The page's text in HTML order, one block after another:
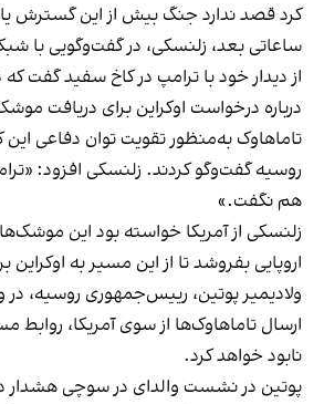
کرد قصد ندارد جنگ بیش از این گسترش
ساعاتی بعد، زلنسکی، در گفت‌وگویی با
از دیدار خود با ترامپ در کاخ سفید گفت که
درباره درخواست اوکراین برای دریافت
تاماهاوک به‌منظور تقویت توان دفاعی
روسیه گفت‌وگو کردند. زلنسکی افزود:
هم نگفت.»
زلنسکی از آمریکا خواسته بود این
اروپایی بفروشد تا از این مسیر به اوکراین
ولادیمیر پوتین، رییس‌جمهوری روسیه،
ارسال تاماهاوک‌ها از سوی آمریکا، روابط
نابود خواهد کرد.
پوتین در نشست والدای در سوچی هشدار